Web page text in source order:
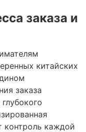
заказа и
китайских
заказа
контроль каждой